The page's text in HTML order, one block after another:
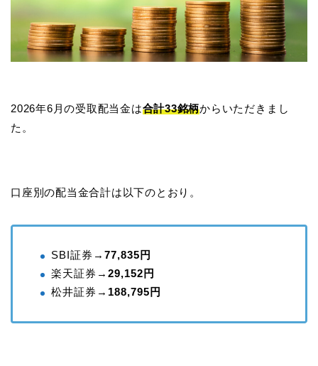
2026年6月の受取配当金は合計33銘柄からいただきまし
た。
口座別の配当金合計は以下のとおり。
SBI証券→ 77,835円
楽天証券→ 29,152円
松井証券→ 188,795円